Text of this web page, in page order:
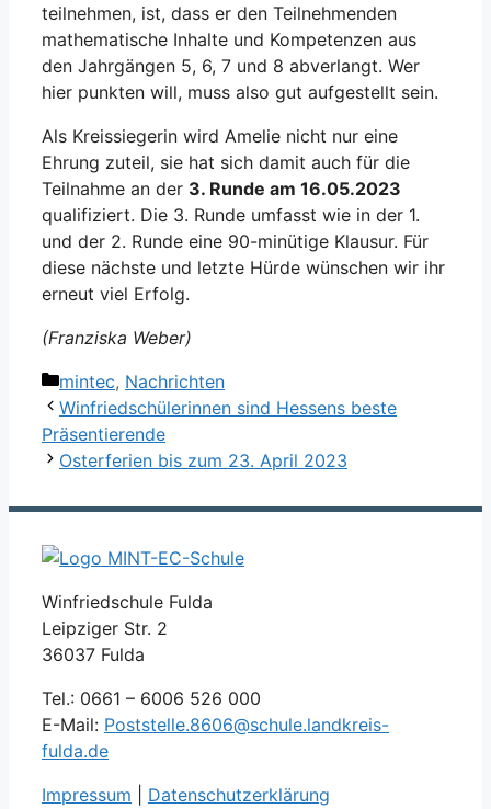
teilnehmen, ist, dass er den Teilnehmenden
mathematische Inhalte und Kompetenzen aus
den Jahrgängen 5, 6, 7 und 8 abverlangt. Wer
hier punkten will, muss also gut aufgestellt sein.
Als Kreissiegerin wird Amelie nicht nur eine
Ehrung zuteil, sie hat sich damit auch für die
Teilnahme an der 3. Runde am 16.05.2023
qualifiziert. Die 3. Runde umfasst wie in der 1.
und der 2. Runde eine 90-minütige Klausur. Für
diese nächste und letzte Hürde wünschen wir ihr
erneut viel Erfolg.
(Franziska Weber)
Kategorien
mintec, Nachrichten
Winfriedschülerinnen sind Hessens beste
Präsentierende
Osterferien bis zum 23. April 2023
Winfriedschule Fulda
Leipziger Str. 2
36037 Fulda
Tel.: 0661 – 6006 526 000
E-Mail: Poststelle.8606@schule.landkreis-
fulda.de
Impressum
Datenschutzerklärung